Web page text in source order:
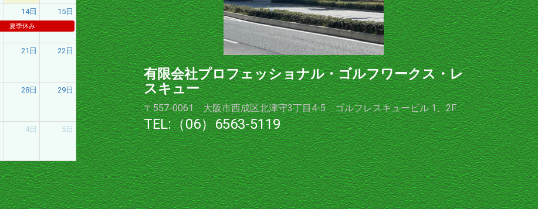
夏季休み
14日 15日
21日 22日
28日 29日
4日 5日
有限会社プロフェッショナル・ゴルフワークス・レ
スキュー
〒557-0061 大阪市西成区北津守3丁目4-5 ゴルフレスキュービル 1、2F
TEL:（06）6563-5119